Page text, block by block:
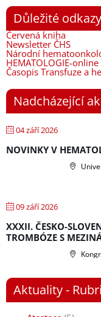
Důležité odkazy
Červená kniha
Newsletter ČHS
Národní
HEMATOLOGIE-online
Časopis Transfuze a
Nadcházející
04 září 2026
NOVINKY V
09 září 2026
XXXII. ČESKO-
TROMBÓZE S
Aktuality -